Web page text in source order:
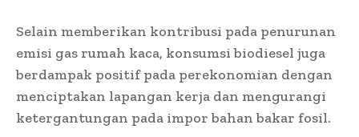
Selain memberikan kontribusi pada penurunan
emisi gas rumah kaca, konsumsi biodiesel juga
berdampak positif pada perekonomian dengan
menciptakan lapangan kerja dan mengurangi
ketergantungan pada impor bahan bakar fosil.